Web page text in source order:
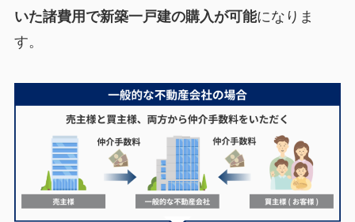
いた諸費用で新築一戸建の購入が可能になりま
す。